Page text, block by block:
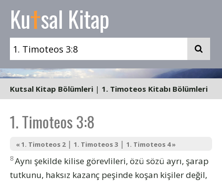
Kutsal Kitap
Kutsal Kitap Bölümleri | 1. Timoteos Kitabı Bölümleri
1. Timoteos 3:8
« 1. Timoteos 2| 1. Timoteos 3 | 1. Timoteos 4 »
8Aynı şekilde kilise görevlileri, özü sözü ayrı, şarap
tutkunu, haksız kazanç peşinde koşan kişiler değil,